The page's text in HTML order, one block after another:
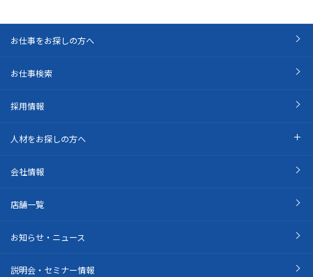
お仕事をお探しの方へ
お仕事検索
採用情報
人材をお探しの方へ
会社情報
店舗一覧
お知らせ・ニュース
説明会・セミナー情報